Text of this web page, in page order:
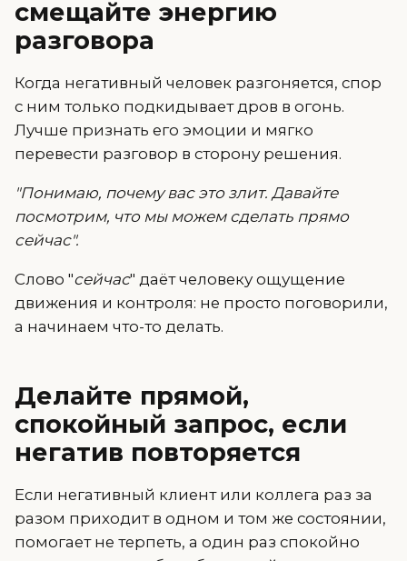
смещайте энергию
разговора
Когда негативный человек разгоняется, спор
с ним только подкидывает дров в огонь.
Лучше признать его эмоции и мягко
перевести разговор в сторону решения.
"Понимаю, почему вас это злит. Давайте
посмотрим, что мы можем сделать прямо
сейчас".
Слово "сейчас" даёт человеку ощущение
движения и контроля: не просто поговорили,
а начинаем что-то делать.
Делайте прямой,
спокойный запрос, если
негатив повторяется
Если негативный клиент или коллега раз за
разом приходит в одном и том же состоянии,
помогает не терпеть, а один раз спокойно